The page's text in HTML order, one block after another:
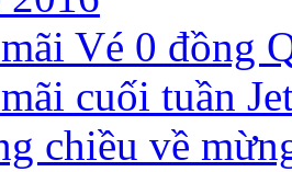
Vé 0 đồng
cuối tuần
chiều về